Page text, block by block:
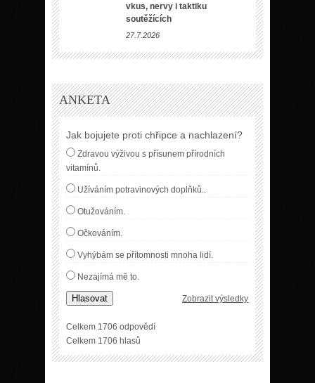
vkus, nervy i taktiku
soutěžících
27.7.2026
ANKETA
Jak bojujete proti chřipce a nachlazení?
Zdravou výživou s přísunem přírodních
vitamínů.
Užíváním potravinových doplňků..
Otužováním.
Očkováním.
Vyhýbám se přítomnosti mnoha lidí.
Nezajímá mě to.
Hlasovat Zobrazit výsledky
Celkem 1706 odpovědí
Celkem 1706 hlasů